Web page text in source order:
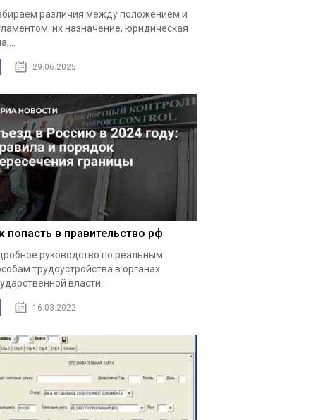
различия между положением и
их назначение, юридическая
29.06.2025
попасть в правительство рф
руководство по реальным
трудоустройства в органах
власти...
16.03.2022